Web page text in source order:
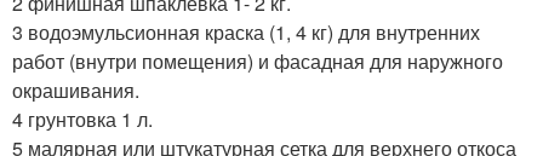
3 водоэмульсионная краска (1, 4 кг) для внутренних
работ (внутри помещения) и фасадная для наружного
окрашивания.
4 грунтовка 1 л.
5 малярная или штукатурная сетка для верхнего откоса